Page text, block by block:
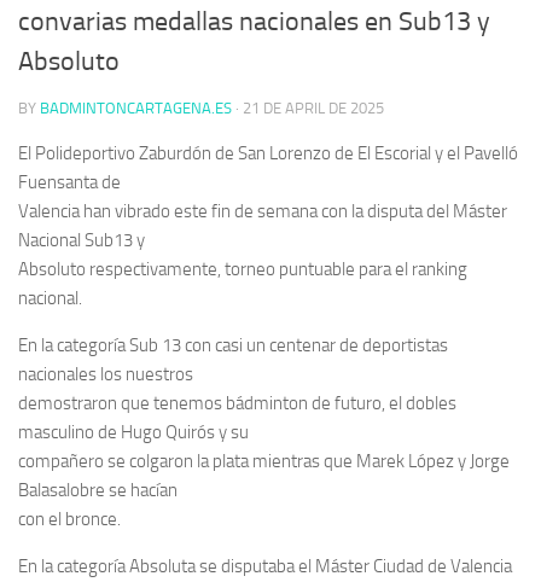
convarias medallas nacionales en Sub13 y
Absoluto
BY BADMINTONCARTAGENA.ES · 21 DE APRIL DE 2025
El Polideportivo Zaburdón de San Lorenzo de El Escorial y el Pavelló
Fuensanta de
Valencia han vibrado este fin de semana con la disputa del Máster
Nacional Sub13 y
Absoluto respectivamente, torneo puntuable para el ranking
nacional.
En la categoría Sub 13 con casi un centenar de deportistas
nacionales los nuestros
demostraron que tenemos bádminton de futuro, el dobles
masculino de Hugo Quirós y su
compañero se colgaron la plata mientras que Marek López y Jorge
Balasalobre se hacían
con el bronce.
En la categoría Absoluta se disputaba el Máster Ciudad de Valencia